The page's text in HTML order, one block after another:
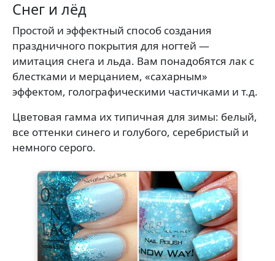
Снег и лёд
Простой и эффектный способ создания
праздничного покрытия для ногтей —
имитация снега и льда. Вам понадобятся лак с
блестками и мерцанием, «сахарным»
эффектом, голографическими частичками и т.д.
Цветовая гамма их типичная для зимы: белый,
все оттенки синего и голубого, серебристый и
немного серого.